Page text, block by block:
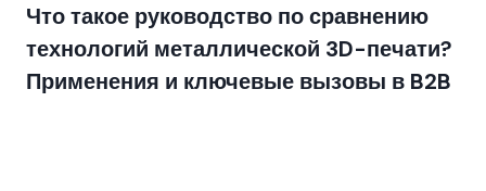
Что такое руководство по сравнению
технологий металлической 3D-печати?
Применения и ключевые вызовы в B2B